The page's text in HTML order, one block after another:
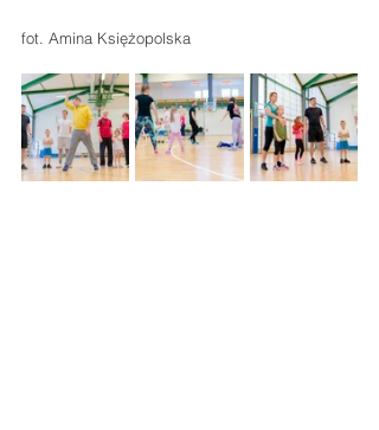
fot. Amina Księżopolska